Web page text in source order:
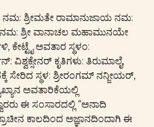
ನಮ: ಶ್ರೀಮತೇ ರಾಮಾನುಜಾಯ ನಮ:
ಶ್ರೀ ವಾನಾಚಲ ಮಹಾಮುನಯೇ
ಕೇಟ್ಟೈ ಅವತಾರ ಸ್ಥಳಂ:
ಕೃತಿಗಳು: ತಿರುಮಾಲೈ,
ಸೇರಿದ ಸ್ಥಳ: ಶ್ರೀರಂಗಮ್ ನನ್ಜೀಯರ್,
ಅವತಾರಿಕೆಯಲ್ಲಿ
ಈ ಸಂಸಾರದಲ್ಲಿ “ಅನಾದಿ
ಕಾಲದಿಂದ ಅಜ್ಞಾನದಿಂದಾಗಿ ಈ